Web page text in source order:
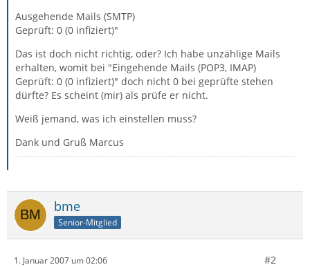
Ausgehende Mails (SMTP)
Geprüft: 0 (0 infiziert)"
Das ist doch nicht richtig, oder? Ich habe unzählige Mails
erhalten, womit bei "Eingehende Mails (POP3, IMAP)
Geprüft: 0 (0 infiziert)" doch nicht 0 bei geprüfte stehen
dürfte? Es scheint (mir) als prüfe er nicht.
Weiß jemand, was ich einstellen muss?
Dank und Gruß Marcus
bme
Senior-Mitglied
1. Januar 2007 um 02:06 #2